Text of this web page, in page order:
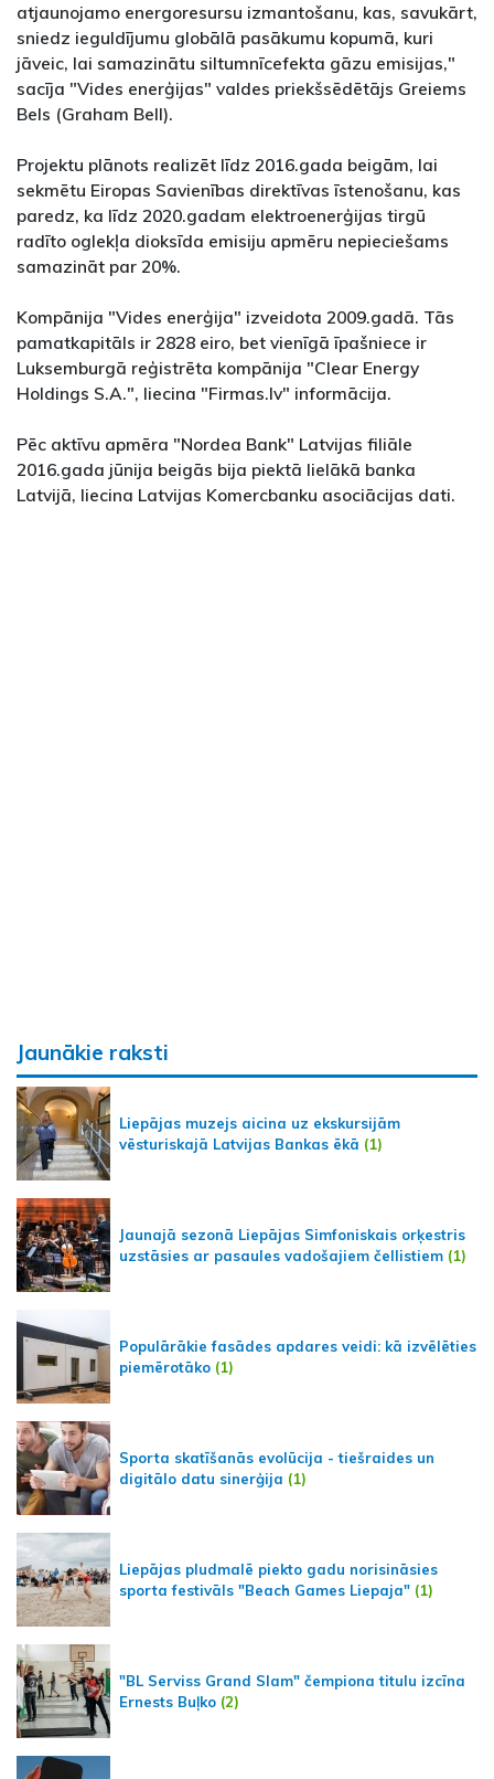
atjaunojamo energoresursu izmantošanu, kas, savukārt,
sniedz ieguldījumu globālā pasākumu kopumā, kuri
jāveic, lai samazinātu siltumnīcefekta gāzu emisijas,"
sacīja "Vides enerģijas" valdes priekšsēdētājs Greiems
Bels (Graham Bell).
Projektu plānots realizēt līdz 2016.gada beigām, lai
sekmētu Eiropas Savienības direktīvas īstenošanu, kas
paredz, ka līdz 2020.gadam elektroenerģijas tirgū
radīto oglekļa dioksīda emisiju apmēru nepieciešams
samazināt par 20%.
Kompānija "Vides enerģija" izveidota 2009.gadā. Tās
pamatkapitāls ir 2828 eiro, bet vienīgā īpašniece ir
Luksemburgā reģistrēta kompānija "Clear Energy
Holdings S.A.", liecina "Firmas.lv" informācija.
Pēc aktīvu apmēra "Nordea Bank" Latvijas filiāle
2016.gada jūnija beigās bija piektā lielākā banka
Latvijā, liecina Latvijas Komercbanku asociācijas dati.
Jaunākie raksti
Liepājas muzejs aicina uz ekskursijām
vēsturiskajā Latvijas Bankas ēkā (1)
Jaunajā sezonā Liepājas Simfoniskais orķestris
uzstāsies ar pasaules vadošajiem čellistiem (1)
Populārākie fasādes apdares veidi: kā izvēlēties
piemērotāko (1)
Sporta skatīšanās evolūcija - tiešraides un
digitālo datu sinerģija (1)
Liepājas pludmalē piekto gadu norisināsies
sporta festivāls "Beach Games Liepaja" (1)
"BL Serviss Grand Slam" čempiona titulu izcīna
Ernests Buļko (2)